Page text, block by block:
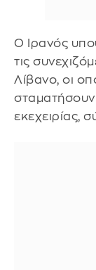
Ο Ιρανός
τις
Λίβανο, οι
εκεχειρίας,